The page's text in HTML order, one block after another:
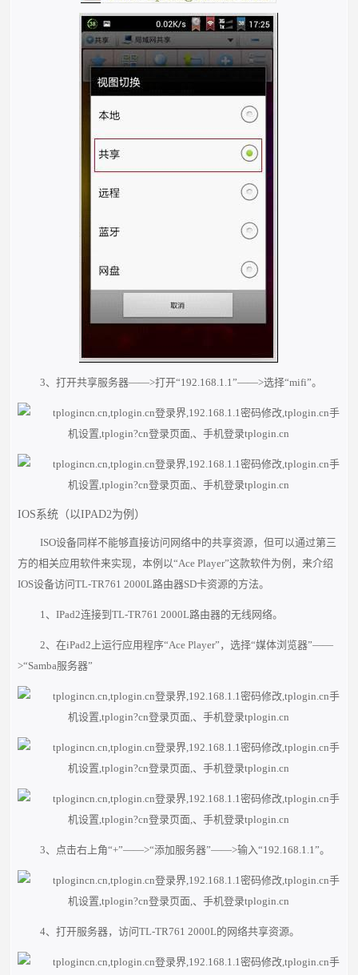
3、打开共享服务器——>打开“192.168.1.1”——>选择“mifi”。
IOS系统（以IPAD2为例）
ISO设备同样不能够直接访问网络中的共享资源，但可以通过第三
方的相关应用软件来实现，本例以“Ace Player”这款软件为例，来介绍
IOS设备访问TL-TR761 2000L路由器SD卡资源的方法。
1、IPad2连接到TL-TR761 2000L路由器的无线网络。
2、在iPad2上运行应用程序“Ace Player”，选择“媒体浏览器”——
>“Samba服务器”
3、点击右上角“+”——>“添加服务器”——>输入“192.168.1.1”。
4、打开服务器，访问TL-TR761 2000L的网络共享资源。